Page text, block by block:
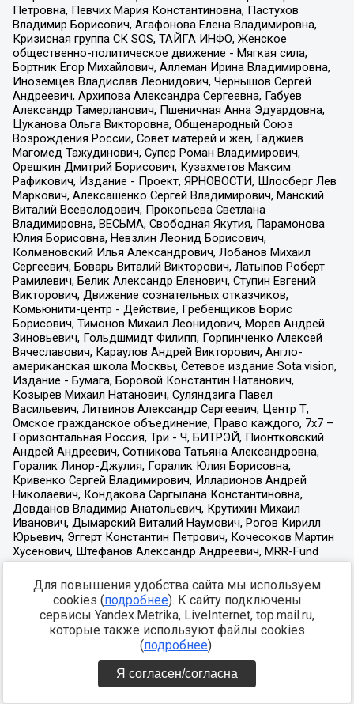
Для повышения удобства сайта мы используем
cookies (подробнее). К сайту подключены
сервисы Yandex.Metrika, LiveInternet, top.mail.ru,
которые также используют файлы cookies
(подробнее).
Я согласен/согласна